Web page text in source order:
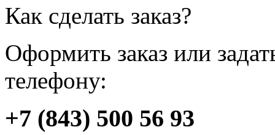
Как сделать заказ?
Оформить заказ или
телефону:
+7 (843) 500 56 93